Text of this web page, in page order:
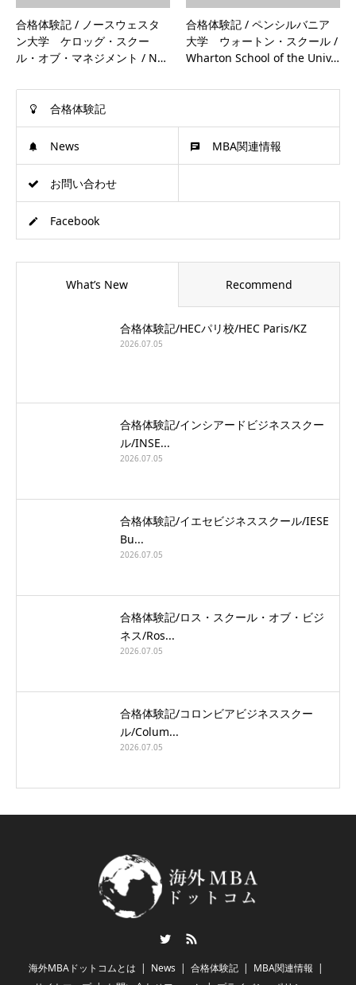
合格体験記 / ノースウェスタ
ン大学 ケロッグ・スクー
ル・オブ・マネジメント / N…
合格体験記 / ペンシルバニア
大学 ウォートン・スクール /
Wharton School of the Univ…
合格体験記
News MBA関連情報
お問い合わせ
Facebook
What’s New Recommend
合格体験記/HECパリ校/HEC Paris/KZ
2026.07.05
合格体験記/インシアードビジネススクー
ル/INSE...
2026.07.05
合格体験記/イエセビジネススクール/IESE
Bu...
2026.07.05
合格体験記/ロス・スクール・オブ・ビジ
ネス/Ros...
2026.07.05
合格体験記/コロンビアビジネススクー
ル/Colum...
2026.07.05
海外MBAドットコムとは News 合格体験記
MBA関連情報